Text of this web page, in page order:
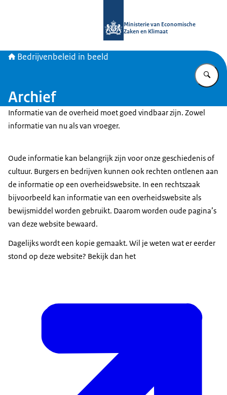
Ministerie van Economische
Zaken en Klimaat
Bedrijvenbeleid in beeld
Archief
Informatie van de overheid moet goed vindbaar zijn. Zowel
informatie van nu als van vroeger.
Oude informatie kan belangrijk zijn voor onze geschiedenis of
cultuur. Burgers en bedrijven kunnen ook rechten ontlenen aan
de informatie op een overheidswebsite. In een rechtszaak
bijvoorbeeld kan informatie van een overheidswebsite als
bewijsmiddel worden gebruikt. Daarom worden oude pagina’s
van deze website bewaard.
Dagelijks wordt een kopie gemaakt. Wil je weten wat er eerder
stond op deze website? Bekijk dan het